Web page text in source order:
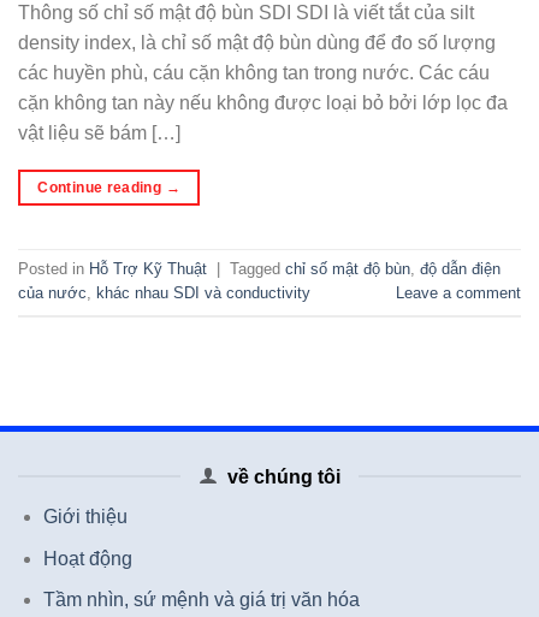
Thông số chỉ số mật độ bùn SDI SDI là viết tắt của silt
density index, là chỉ số mật độ bùn dùng để đo số lượng
các huyền phù, cáu cặn không tan trong nước. Các cáu
cặn không tan này nếu không được loại bỏ bởi lớp lọc đa
vật liệu sẽ bám […]
Continue reading →
Posted in Hỗ Trợ Kỹ Thuật Tagged chỉ số mật độ bùn, độ dẫn điện
của nước, khác nhau SDI và conductivity Leave a comment
về chúng tôi
Giới thiệu
Hoạt động
Tầm nhìn, sứ mệnh và giá trị văn hóa